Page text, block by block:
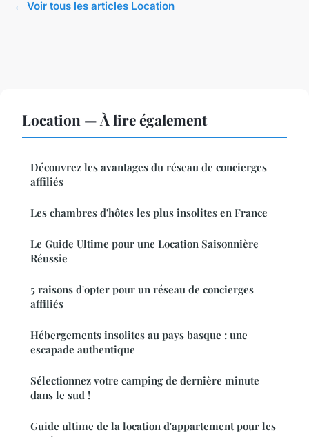
← Voir tous les articles Location
Location — À lire également
Découvrez les avantages du réseau de concierges
affiliés
Les chambres d'hôtes les plus insolites en France
Le Guide Ultime pour une Location Saisonnière
Réussie
5 raisons d'opter pour un réseau de concierges
affiliés
Hébergements insolites au pays basque : une
escapade authentique
Sélectionnez votre camping de dernière minute
dans le sud !
Guide ultime de la location d'appartement pour les